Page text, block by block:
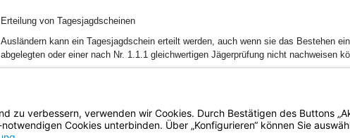
Erteilung von Tagesjagdscheinen
Ausländern kann ein Tagesjagdschein erteilt werden, auch wenn sie das Bestehen
abgelegten oder einer nach Nr. 1.1.1 gleichwertigen Jägerprüfung nicht nachweisen